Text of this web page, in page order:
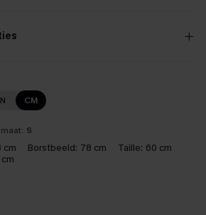
CM
S
cm Borstbeeld: 78 cm Taille: 60 cm